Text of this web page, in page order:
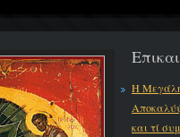
Η Μεγάλη
και τί